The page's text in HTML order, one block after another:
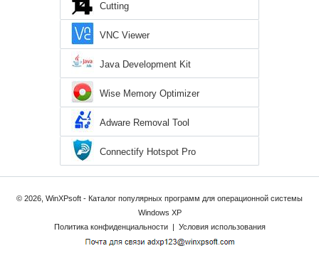
Cutting
VNC Viewer
Java Development Kit
Wise Memory Optimizer
Adware Removal Tool
Connectify Hotspot Pro
© 2026, WinXPsoft - Каталог популярных программ для операционной системы
Windows XP
Политика конфиденциальности
| Условия использования